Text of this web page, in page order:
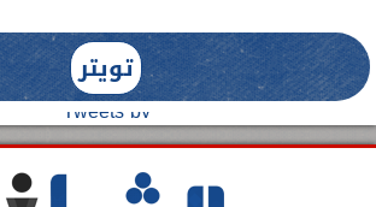
تويتر
Tweets by